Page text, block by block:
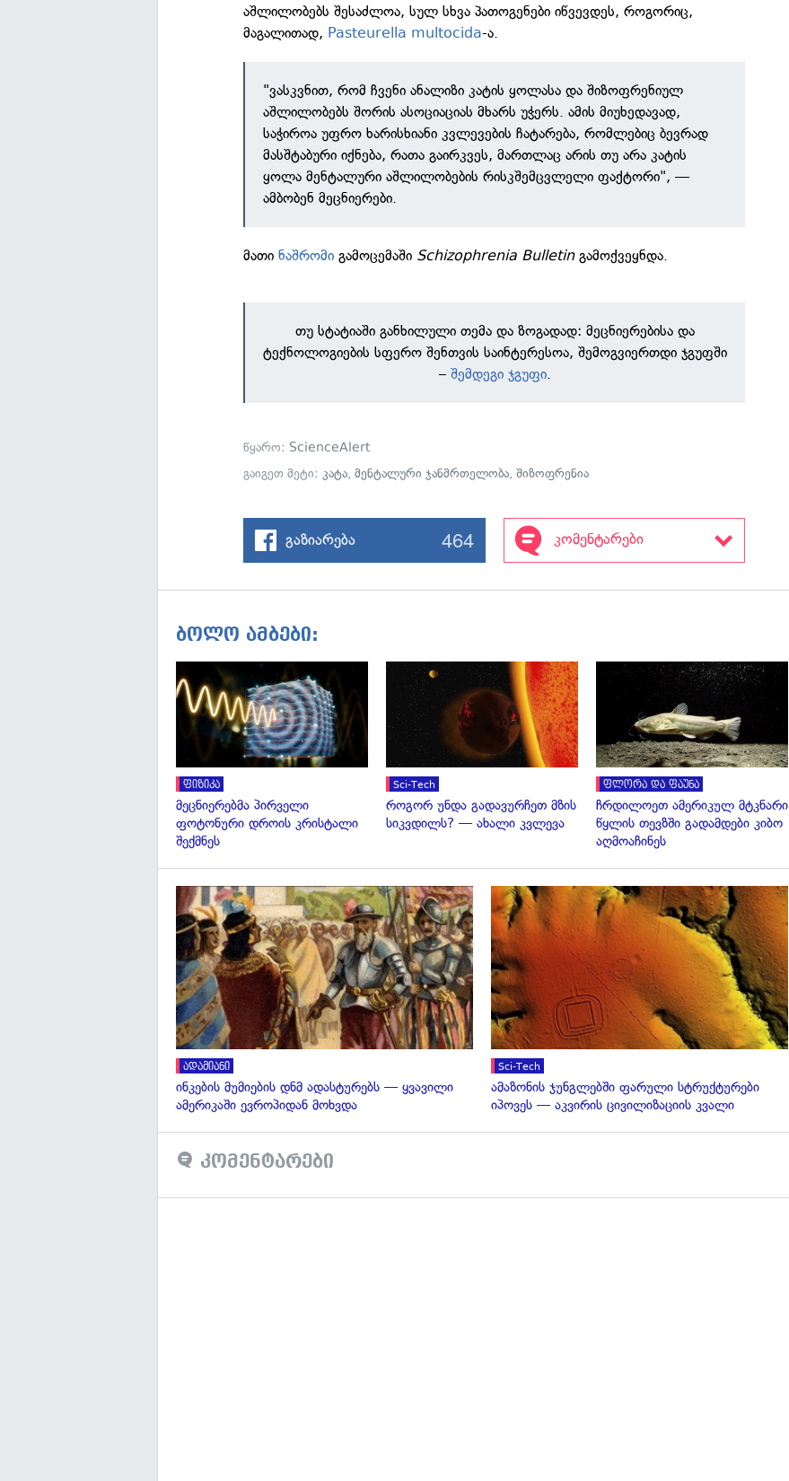
აშლილობებს შესაძლოა, სულ სხვა პათოგენები იწვევდეს, როგორიც,
მაგალითად, Pasteurella multocida-ა.
"ვასკვნით, რომ ჩვენი ანალიზი კატის ყოლასა და შიზოფრენიულ
აშლილობებს შორის ასოციაციას მხარს უჭერს. ამის მიუხედავად,
საჭიროა უფრო ხარისხიანი კვლევების ჩატარება, რომლებიც ბევრად
მასშტაბური იქნება, რათა გაირკვეს, მართლაც არის თუ არა კატის
ყოლა მენტალური აშლილობების რისკშემცვლელი ფაქტორი", —
ამბობენ მეცნიერები.
მათინაშრომი გამოცემაში Schizophrenia Bulletinგამოქვეყნდა.
თუ სტატიაში განხილული თემა და ზოგადად: მეცნიერებისა და
ტექნოლოგიების სფერო შენთვის საინტერესოა, შემოგვიერთდი ჯგუფში
–შემდეგი ჯგუფი.
წყარო: ScienceAlert
გაიგეთ მეტი:კატა,მენტალური ჯანმრთელობა,შიზოფრენია
გაზიარება 464 კომენტარები
ბოლო ამბები:
გადახედვა
ფიზიკა
მეცნიერებმა პირველი
ფოტონური დროის კრისტალი
შექმნეს
Sci-Tech
როგორ უნდა გადავურჩეთ მზის
სიკვდილს? — ახალი კვლევა
ფლორა და ფაუნა
ჩრდილოეთ ამერიკულ მტკნარი
წყლის თევზში გადამდები კიბო
აღმოაჩინეს
გადახედვა
ადამიანი
ინკების მუმიების დნმ ადასტურებს — ყვავილი
ამერიკაში ევროპიდან მოხვდა
Sci-Tech
ამაზონის ჯუნგლებში ფარული სტრუქტურები
იპოვეს — აკვირის ცივილიზაციის კვალი
კომენტარები